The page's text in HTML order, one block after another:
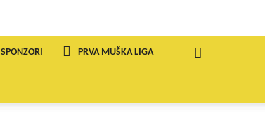
SPONZORI PRVA MUŠKA LIGA